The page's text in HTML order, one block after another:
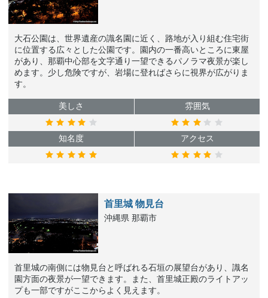
大石公園は、世界遺産の識名園に近く、路地が入り組む住宅街
に位置する広々とした公園です。園内の一番高いところに東屋
があり、那覇中心部を文字通り一望できるパノラマ夜景が楽し
めます。少し危険ですが、岩場に登ればさらに視界が広がりま
す。
美しさ 雰囲気
知名度 アクセス
首里城 物見台
沖縄県 那覇市
首里城の南側には物見台と呼ばれる石垣の展望台があり、識名
園方面の夜景が一望できます。また、首里城正殿のライトアッ
プも一部ですがここからよく見えます。